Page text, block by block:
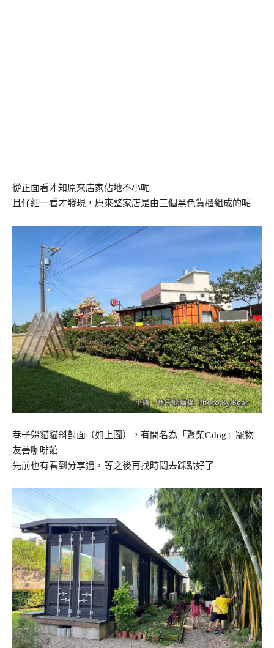
從正面看才知原來店家佔地不小呢
且仔細一看才發現，原來整家店是由三個黑色貨櫃組成的呢
巷子躲貓貓斜對面（如上圖），有間名為「聚柴Gdog」寵物
友善咖啡館
先前也有看到分享過，等之後再找時間去踩點好了